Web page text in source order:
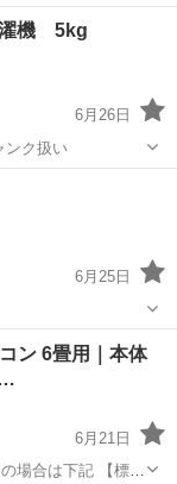
く学べます。 美
濯機 5kg
6月26日
ンク扱い
6月25日
ン 6畳用｜本体
6月21日